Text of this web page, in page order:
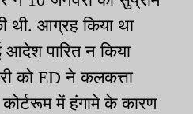
थी. आग्रह किया था
आदेश पारित न किया
को ED ने कलकत्ता
में हंगामे के कारण